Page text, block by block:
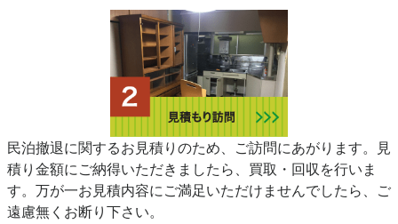
民泊撤退に関するお見積りのため、ご訪問にあがります。見
積り金額にご納得いただきましたら、買取・回収を行いま
す。万が一お見積内容にご満足いただけませんでしたら、ご
遠慮無くお断り下さい。